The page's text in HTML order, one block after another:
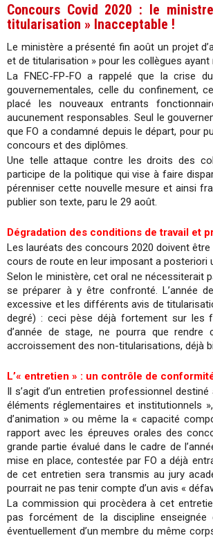
Concours Covid 2020 : le
titularisation » Inacceptable !
Le ministère a présenté fin août un projet
et de titularisation » pour les collègues
La FNEC-FP-FO a rappelé que la crise
gouvernementales, celle du confinement,
placé les nouveaux entrants
aucunement responsables. Seul le
que FO a condamné depuis le départ, pour
concours et des diplômes.
Une telle attaque contre les droits des
participe de la politique qui vise à faire
pérenniser cette nouvelle mesure et ainsi
publier son texte, paru le 29 août.
Dégradation des conditions de travail et
Les lauréats des concours 2020 doivent
cours de route en leur imposant a posteriori
Selon le ministère, cet oral ne nécessiterait
se préparer à y être confronté. L’année
excessive et les différents avis de
degré) : ceci pèse déjà fortement sur les
d’année de stage, ne pourra que
accroissement des non-titularisations, déjà
L’« entretien » : un contrôle de
Il s’agit d’un entretien professionnel
éléments réglementaires et institutionnels
d’animation » ou même la « capacité
rapport avec les épreuves orales des
grande partie évalué dans le cadre de
mise en place, contestée par FO a déjà
de cet entretien sera transmis au jury
pourrait ne pas tenir compte d’un avis «
La commission qui procèdera à cet
pas forcément de la discipline
éventuellement d’un membre du même